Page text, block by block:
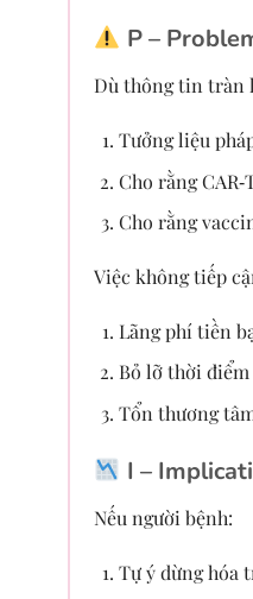
P –
Dù thông tin tràn
Tưởng liệu
Cho rằng
Cho rằng
Việc không tiếp
Lãng phí tiền
Bỏ lỡ thời
Tổn thương
I –
Nếu người bệnh:
Tự ý dừng hóa